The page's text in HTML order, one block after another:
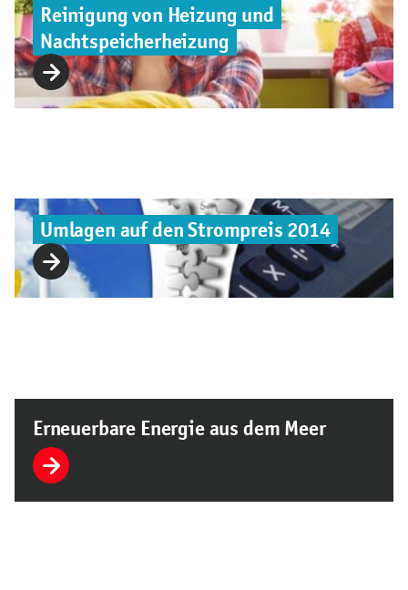
Reinigung von Heizung und
Nachtspeicherheizung
Umlagen auf den Strompreis 2014
Erneuerbare Energie aus dem Meer